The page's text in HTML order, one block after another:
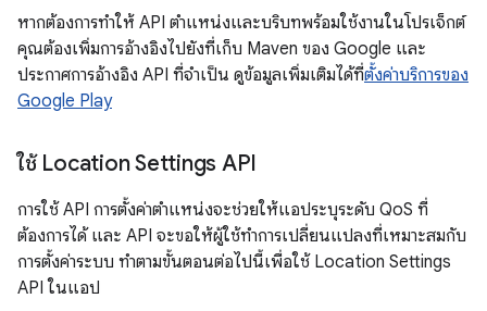
หากต้องการทำให้ API ตำแหน่งและบริบทพร้อมใช้งานในโปรเจ็กต์
คุณต้องเพิ่มการอ้างอิงไปยังที่เก็บ Maven ของ Google และ
ประกาศการอ้างอิง API ที่จำเป็น ดูข้อมูลเพิ่มเติมได้ที่ตั้งค่าบริการของ
Google Play
ใช้ Location Settings API
การใช้ API การตั้งค่าตำแหน่งจะช่วยให้แอประบุระดับ QoS ที่
ต้องการได้ และ API จะขอให้ผู้ใช้ทำการเปลี่ยนแปลงที่เหมาะสมกับ
การตั้งค่าระบบ ทำตามขั้นตอนต่อไปนี้เพื่อใช้ Location Settings
API ในแอป